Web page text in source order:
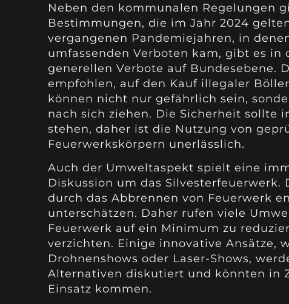
Neben den kommunalen Regelungen
Bestimmungen, die im Jahr 2024
vergangenen Pandemiejahren, in
umfassenden Verboten kam, gibt es in
generellen Verbote auf Bundesebene.
empfohlen, auf den Kauf illegaler
können nicht nur gefährlich sein,
nach sich ziehen. Die Sicherheit sollte
stehen, daher ist die Nutzung von
Feuerwerkskörpern unerlässlich.
Auch der Umweltaspekt spielt eine
Diskussion um das Silvesterfeuerwerk.
durch das Abbrennen von Feuerwerk
unterschätzen. Daher rufen viele
Feuerwerk auf ein Minimum zu
verzichten. Einige innovative Ansätze,
Drohnenshows oder Laser-Shows,
Alternativen diskutiert und könnten in
Einsatz kommen.